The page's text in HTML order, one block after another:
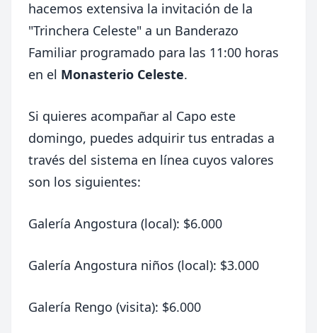
hacemos extensiva la invitación de la
"Trinchera Celeste" a un Banderazo
Familiar programado para las 11:00 horas
en el Monasterio Celeste.
Si quieres acompañar al Capo este
domingo, puedes adquirir tus entradas a
través del sistema en línea cuyos valores
son los siguientes:
Galería Angostura (local): $6.000
Galería Angostura niños (local): $3.000
Galería Rengo (visita): $6.000